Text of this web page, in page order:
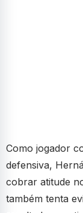
Como jogador
defensiva,
cobrar atitude
também tenta